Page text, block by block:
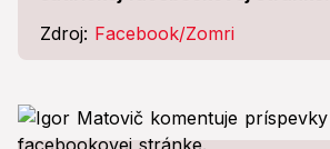
Zdroj: Facebook/Zomri